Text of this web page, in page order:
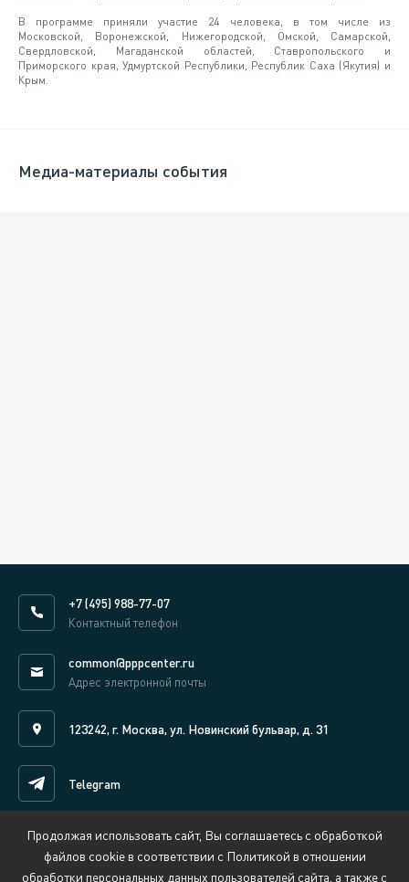
В программе приняли участие 24 человека, в том числе из
Московской, Воронежской, Нижегородской, Омской, Самарской,
Свердловской, Магаданской областей, Ставропольского и
Приморского края, Удмуртской Республики, Республик Саха (Якутия) и
Крым.
Медиа-материалы события
+7 (495) 988-77-07
Контактный телефон
common@pppcenter.ru
Адрес электронной почты
123242, г. Москва, ул. Новинский бульвар, д. 31
Telegram
Написать нам онлайн
Продолжая использовать сайт, Вы соглашаетесь с обработкой
файлов cookie в соответствии с Политикой в отношении
обработки персональных данных пользователей сайта, а также с